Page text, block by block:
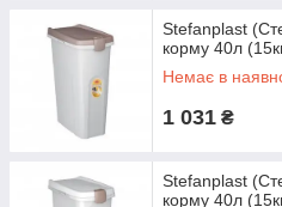
Stefanplast
корму 40л
Немає в
1 031 ₴
Stefanplast
корму 40л